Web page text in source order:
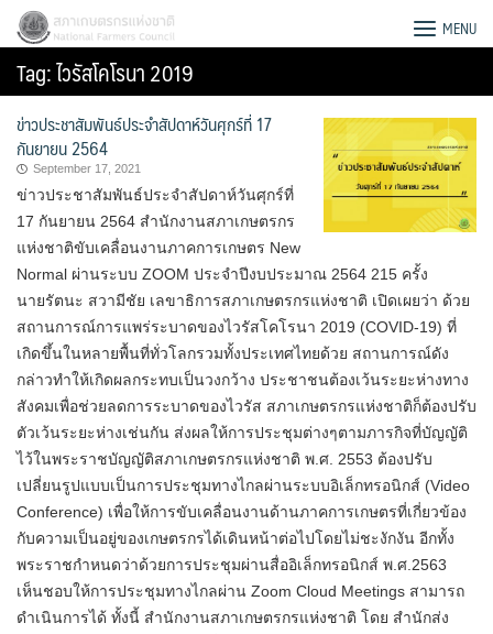
Skip
content
Search
for:
สภาเกษตรกรแห่งชาติ MENU
Tag:ไวรัสโคโรนา 2019
ข่าวประชาสัมพันธ์ประจำสัปดาห์วันศุกร์ที่ 17
กันยายน 2564
September 17, 2021
ข่าวประชาสัมพันธ์ประจำสัปดาห์วันศุกร์ที่
17 กันยายน 2564 สำนักงานสภาเกษตรกร
แห่งชาติขับเคลื่อนงานภาคการเกษตร New
Normal ผ่านระบบ ZOOM ประจำปีงบประมาณ 2564 215 ครั้ง
นายรัตนะ สวามีชัย เลขาธิการสภาเกษตรกรแห่งชาติ เปิดเผยว่า ด้วย
สถานการณ์การแพร่ระบาดของไวรัสโคโรนา 2019 (COVID-19) ที่
เกิดขึ้นในหลายพื้นที่ทั่วโลกรวมทั้งประเทศไทยด้วย สถานการณ์ดัง
กล่าวทำให้เกิดผลกระทบเป็นวงกว้าง ประชาชนต้องเว้นระยะห่างทาง
สังคมเพื่อช่วยลดการระบาดของไวรัส สภาเกษตรกรแห่งชาติก็ต้องปรับ
ตัวเว้นระยะห่างเช่นกัน ส่งผลให้การประชุมต่างๆตามภารกิจที่บัญญัติ
ไว้ในพระราชบัญญัติสภาเกษตรกรแห่งชาติ พ.ศ. 2553 ต้องปรับ
เปลี่ยนรูปแบบเป็นการประชุมทางไกลผ่านระบบอิเล็กทรอนิกส์ (Video
Conference) เพื่อให้การขับเคลื่อนงานด้านภาคการเกษตรที่เกี่ยวข้อง
กับความเป็นอยู่ของเกษตรกรได้เดินหน้าต่อไปโดยไม่ชะงักงัน อีกทั้ง
พระราชกำหนดว่าด้วยการประชุมผ่านสื่ออิเล็กทรอนิกส์ พ.ศ.2563
เห็นชอบให้การประชุมทางไกลผ่าน Zoom Cloud Meetings สามารถ
ดำเนินการได้ ทั้งนี้ สำนักงานสภาเกษตรกรแห่งชาติ โดย สำนักส่ง